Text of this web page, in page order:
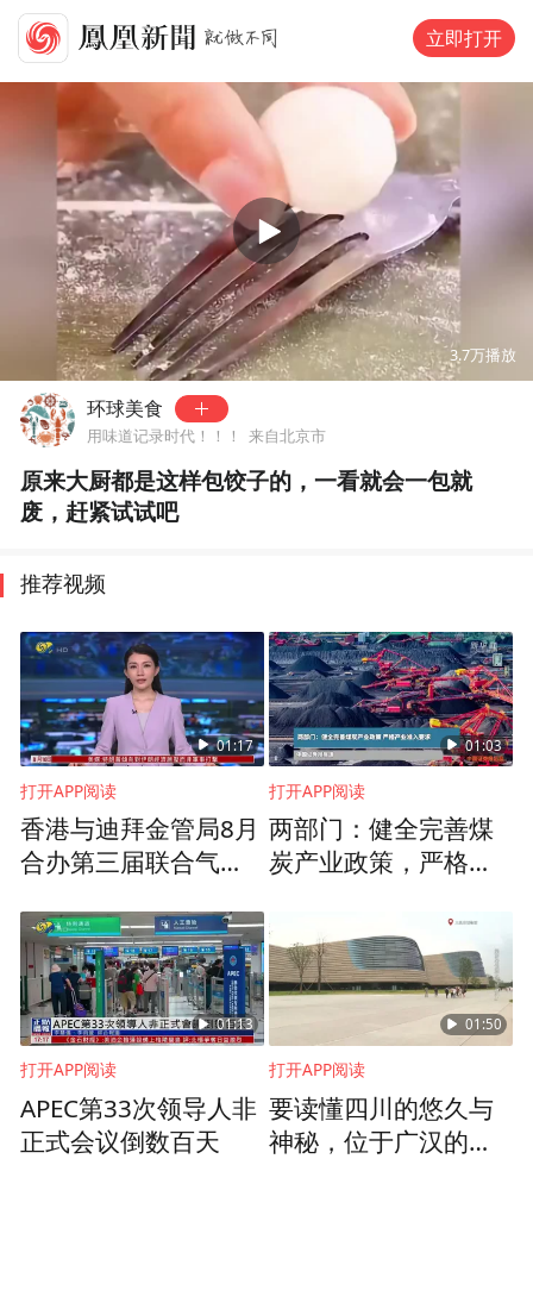
立即打开
00:00 02:01
3.7万播放
环球美食
用味道记录时代！！！ 来自北京市
原来大厨都是这样包饺子的，一看就会一包就
废，赶紧试试吧
推荐视频
01:17
打开APP阅读
香港与迪拜金管局8月
合办第三届联合气候
01:03
打开APP阅读
两部门：健全完善煤
炭产业政策，严格产
01:13
打开APP阅读
APEC第33次领导人非
正式会议倒数百天
01:50
打开APP阅读
要读懂四川的悠久与
神秘，位于广汉的三